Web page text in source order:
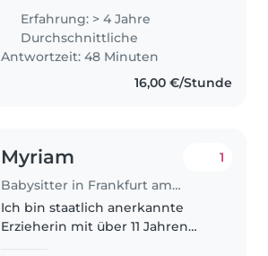
babies, and preschoolers. I'm
comfortable with homework
assistance and enjoy drawing,
crafting,..
Erfahrung: > 4 Jahre
Durchschnittliche
Antwortzeit: 48 Minuten
16,00 €/Stunde
Myriam
Babysitter in Frankfurt am Main
1
Ich bin staatlich anerkannte
Erzieherin mit über 11 Jahren